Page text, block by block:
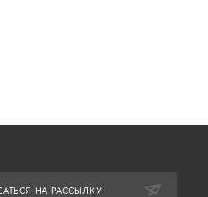
НА РАССЫЛКУ